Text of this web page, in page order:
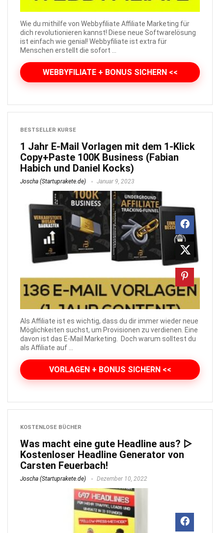
Wie du mithilfe von Webbyfiliate Affiliate Marketing für
dich revolutionieren kannst! Diese neue Softwarelösung
ist einfach wie genial! Webbyfiliate ist extra für
Menschen erstellt die sofort ...
WEBBYFILIATE + BONUS SICHERN <<
BESTSELLER KURSE
1 Jahr E-Mail Vorlagen mit dem 1-Klick
Copy+Paste 100K Business (Fabian
Habich und Daniel Kocks)
Joscha (Startuprakete.de) Januar 9, 2023
Als Affiliate ist es wichtig, dass du dir immer wieder neue
Möglichkeiten suchst, um Provisionen zu verdienen. Eine
davon ist das E-Mail Marketing. Doch warum solltest du
als Affiliate auf ...
VORLAGEN + BONUS SICHERN <<
KOSTENLOSE BÜCHER
Was macht eine gute Headline aus? ▷
Kostenloser Headline Generator von
Carsten Feuerbach!
Joscha (Startuprakete.de) Dezember 10, 2022